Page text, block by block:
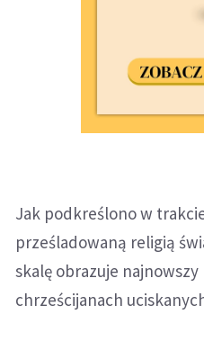
Jak podkreślono w
prześladowaną religią
skalę obrazuje
chrześcijanach